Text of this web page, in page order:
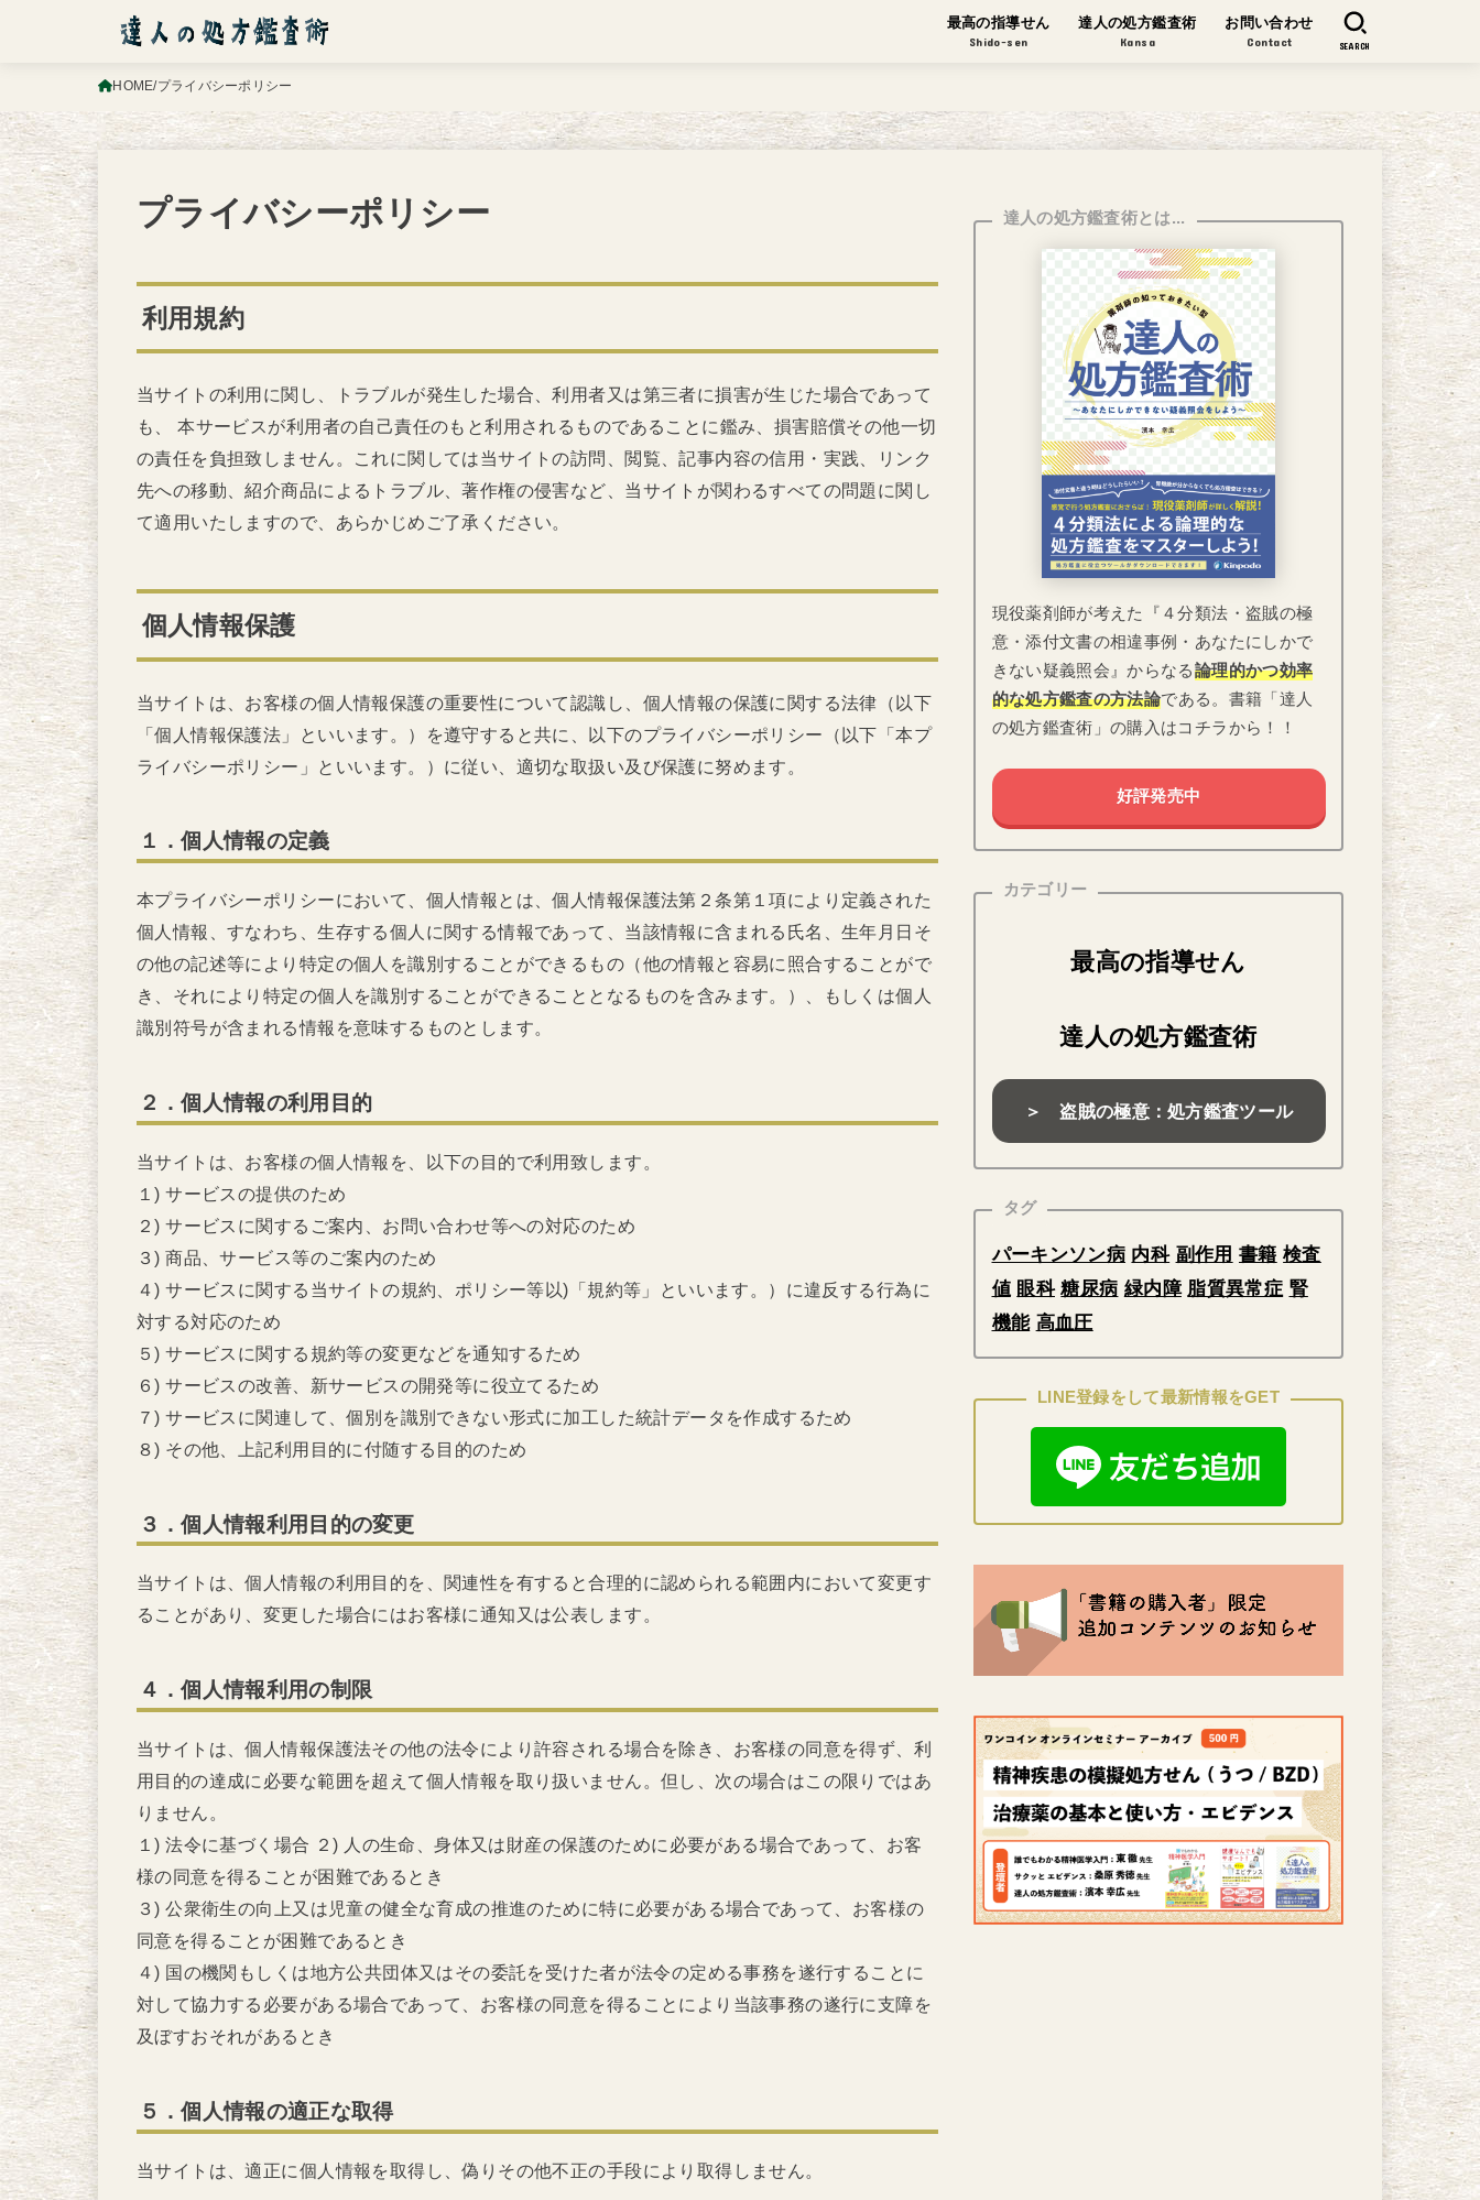
最高の指導せん
Shido-sen
達人の処方鑑査術
Kansa
お問い合わせ
Contact SEARCH
HOME プライバシーポリシー
プライバシーポリシー
利用規約
当サイトの利用に関し、トラブルが発生した場合、利用者又は第三者に損害が生じた場合であって
も、 本サービスが利用者の自己責任のもと利用されるものであることに鑑み、損害賠償その他一切
の責任を負担致しません。これに関しては当サイトの訪問、閲覧、記事内容の信用・実践、リンク
先への移動、紹介商品によるトラブル、著作権の侵害など、当サイトが関わるすべての問題に関し
て適用いたしますので、あらかじめご了承ください。
個人情報保護
当サイトは、お客様の個人情報保護の重要性について認識し、個人情報の保護に関する法律（以下
「個人情報保護法」といいます。）を遵守すると共に、以下のプライバシーポリシー（以下「本プ
ライバシーポリシー」といいます。）に従い、適切な取扱い及び保護に努めます。
１．個人情報の定義
本プライバシーポリシーにおいて、個人情報とは、個人情報保護法第２条第１項により定義された
個人情報、すなわち、生存する個人に関する情報であって、当該情報に含まれる氏名、生年月日そ
の他の記述等により特定の個人を識別することができるもの（他の情報と容易に照合することがで
き、それにより特定の個人を識別することができることとなるものを含みます。）、もしくは個人
識別符号が含まれる情報を意味するものとします。
２．個人情報の利用目的
当サイトは、お客様の個人情報を、以下の目的で利用致します。
１) サービスの提供のため
２) サービスに関するご案内、お問い合わせ等への対応のため
３) 商品、サービス等のご案内のため
４) サービスに関する当サイトの規約、ポリシー等以)「規約等」といいます。）に違反する行為に
対する対応のため
５) サービスに関する規約等の変更などを通知するため
６) サービスの改善、新サービスの開発等に役立てるため
７) サービスに関連して、個別を識別できない形式に加工した統計データを作成するため
８) その他、上記利用目的に付随する目的のため
３．個人情報利用目的の変更
当サイトは、個人情報の利用目的を、関連性を有すると合理的に認められる範囲内において変更す
ることがあり、変更した場合にはお客様に通知又は公表します。
４．個人情報利用の制限
当サイトは、個人情報保護法その他の法令により許容される場合を除き、お客様の同意を得ず、利
用目的の達成に必要な範囲を超えて個人情報を取り扱いません。但し、次の場合はこの限りではあ
りません。
１) 法令に基づく場合 ２) 人の生命、身体又は財産の保護のために必要がある場合であって、お客
様の同意を得ることが困難であるとき
３) 公衆衛生の向上又は児童の健全な育成の推進のために特に必要がある場合であって、お客様の
同意を得ることが困難であるとき
４) 国の機関もしくは地方公共団体又はその委託を受けた者が法令の定める事務を遂行することに
対して協力する必要がある場合であって、お客様の同意を得ることにより当該事務の遂行に支障を
及ぼすおそれがあるとき
５．個人情報の適正な取得
当サイトは、適正に個人情報を取得し、偽りその他不正の手段により取得しません。
達人の処方鑑査術とは...
現役薬剤師が考えた『４分類法・盗賊の極
意・添付文書の相違事例・あなたにしかで
きない疑義照会』からなる論理的かつ効率
的な処方鑑査の方法論である。書籍「達人
の処方鑑査術」の購入はコチラから！！
好評発売中
カテゴリー
最高の指導せん
達人の処方鑑査術
＞ 盗賊の極意：処方鑑査ツール
タグ
パーキンソン病 内科 副作用 書籍 検査
値 眼科 糖尿病 緑内障 脂質異常症 腎
機能 高血圧
LINE登録をして最新情報をGET